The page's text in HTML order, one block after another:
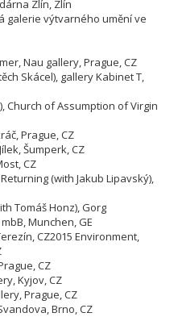
Zlín, Zlín
galerie výtvarného umění ve
Nau gallery, Prague, CZ
Skácel), gallery Kabinet T,
Church of Assumption of Virgin
Prague, CZ
Šumperk, CZ
CZ
(with Jakub Lipavský),
Tomáš Honz), Gorg
Munchen, GE
CZ2015 Environment,
CZ
Kyjov, CZ
Prague, CZ
Brno, CZ